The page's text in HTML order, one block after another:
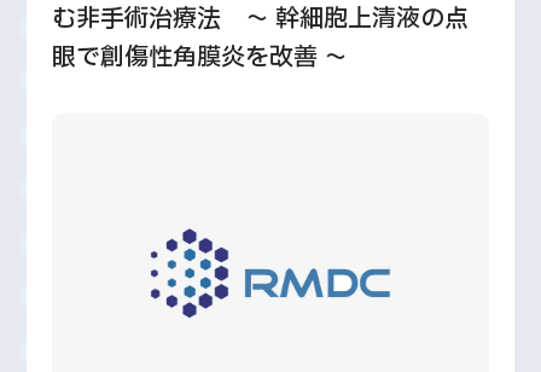
む非手術治療法 ～ 幹細胞上清液の点
眼で創傷性角膜炎を改善 ～